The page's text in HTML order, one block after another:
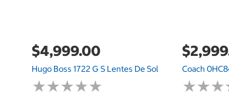
$4,999.00
Hugo Boss 1722 G S Lentes De Sol
★★★★★
★★★★★
Coach
★★★
★★★